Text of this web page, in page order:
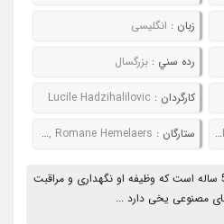
زبان : انگلیسی
رده سني : بزرگسال
کارگردان : Lucile Hadzihalilovic
ستارگان : Paul Hilton, Alex Lawther, Romane Hemelaers
این داستان یک سرایدار 50 ساله است که وظیفه او نگهداری و مراقبت
مصنوعی یخی دارد ...